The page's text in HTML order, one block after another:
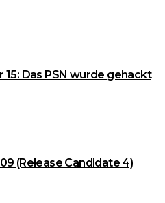
Das PSN wurde gehackt
(Release Candidate 4)